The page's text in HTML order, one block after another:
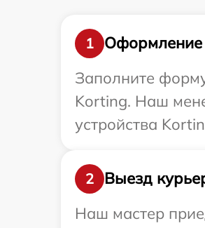
1
Оформление
Заполните
Korting. Наш
устройства
2
Выезд
Наш мастер